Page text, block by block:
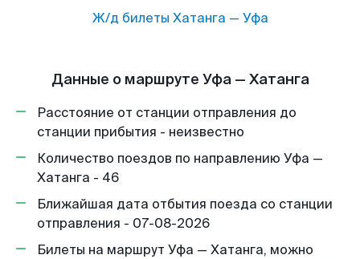
Ж/д билеты Хатанга — Уфа
Данные о маршруте Уфа — Хатанга
Расстояние от станции отправления до
станции прибытия - неизвестно
Количество поездов по направлению Уфа —
Хатанга - 46
Ближайшая дата отбытия поезда со станции
отправления - 07-08-2026
Билеты на маршрут Уфа — Хатанга, можно